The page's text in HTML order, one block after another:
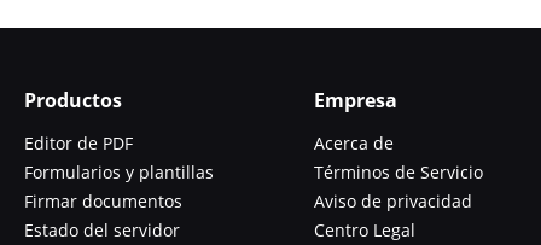
Productos
Editor de PDF
Formularios y plantillas
Firmar documentos
Estado del servidor
Empresa
Acerca de
Términos de Servicio
Aviso de privacidad
Centro Legal